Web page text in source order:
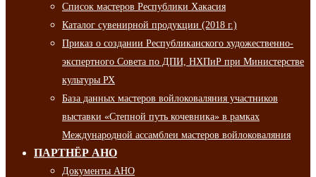
Список мастеров Республики Хакасия
Каталог сувенирной продукции (2018 г.)
Приказ о создании Республиканского художественно-
экспертного Совета по ДПИ, НХПиР при Министерстве
культуры РХ
База данных мастеров войлоковаляния участников
выставки «Степной путь кочевника» в рамках
Международной ассамблеи мастеров войлоковаляния
ПАРТНЁР АНО
Документы АНО